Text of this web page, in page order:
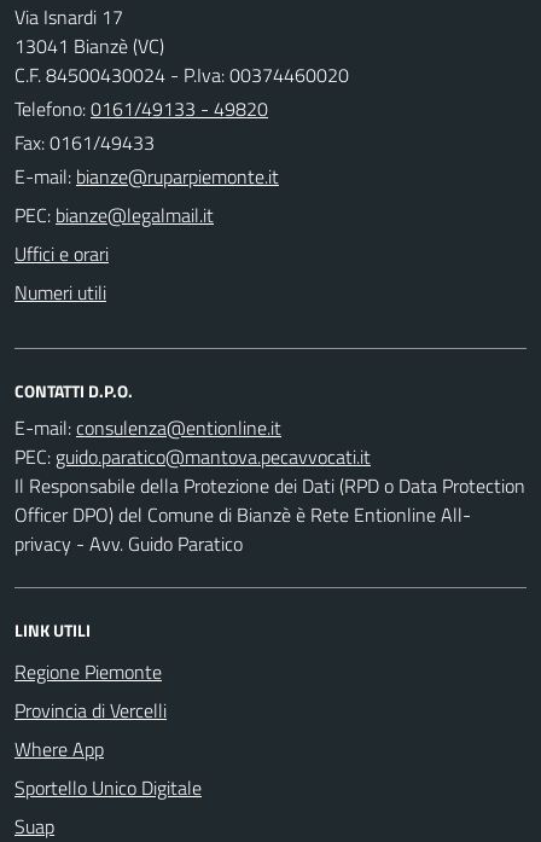
Via Isnardi 17
13041 Bianzè (VC)
C.F. 84500430024 - P.Iva: 00374460020
Telefono:0161/49133 - 49820
Fax: 0161/49433
E-mail:
PEC:
Uffici e orari
Numeri utili
CONTATTI D.P.O.
E-mail:
PEC:
Il Responsabile della Protezione dei Dati (RPD o Data Protection
Officer DPO) del Comune di Bianzè è Rete Entionline All-
privacy - Avv. Guido Paratico
LINK UTILI
Regione Piemonte
Provincia di Vercelli
Where App
Sportello Unico Digitale
Suap